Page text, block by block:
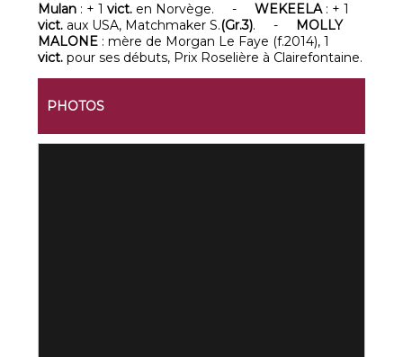
Mulan : + 1vict. en Norvège. -WEKEELA: + 1
vict. aux USA, Matchmaker S.(Gr.3). - MOLLY
MALONE : mère de Morgan Le Faye (f.2014), 1
vict. pour ses débuts, Prix Roselière à Clairefontaine.
PHOTOS